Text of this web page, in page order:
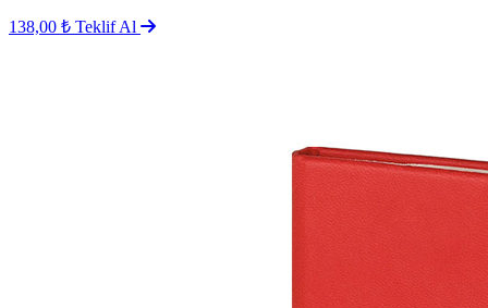
138,00 ₺ Teklif Al